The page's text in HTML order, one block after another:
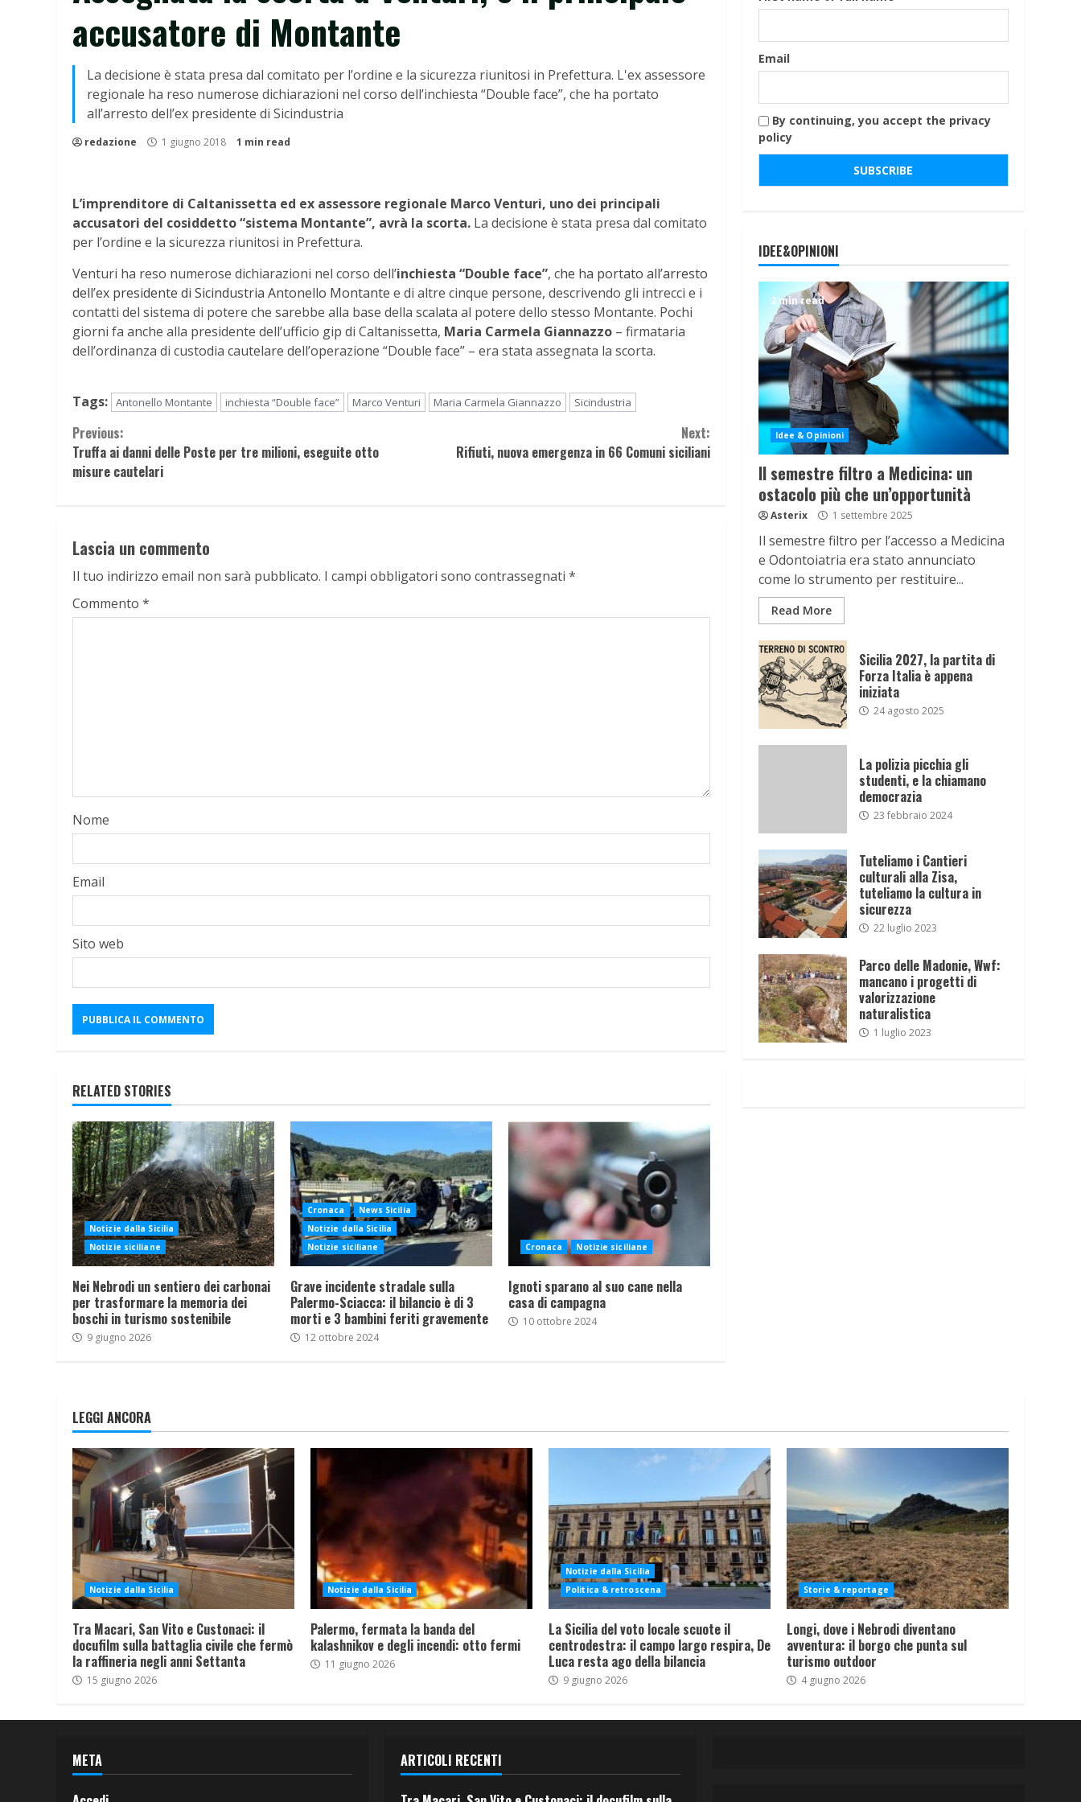
accusatore di Montante
La decisione è stata presa dal comitato per l’ordine e la sicurezza riunitosi in Prefettura. L'ex assessore
regionale ha reso numerose dichiarazioni nel corso dell’inchiesta “Double face”, che ha portato
all’arresto dell’ex presidente di Sicindustria
redazione 1 giugno 2018 1 min read
L’imprenditore di Caltanissetta ed ex assessore regionale Marco Venturi, uno dei principali
accusatori del cosiddetto “sistema Montante”, avrà la scorta. La decisione è stata presa dal comitato
per l’ordine e la sicurezza riunitosi in Prefettura.
Venturi ha reso numerose dichiarazioni nel corso dell’inchiesta “Double face”, che ha portato all’arresto
dell’ex presidente di Sicindustria Antonello Montante e di altre cinque persone, descrivendo gli intrecci e i
contatti del sistema di potere che sarebbe alla base della scalata al potere dello stesso Montante. Pochi
giorni fa anche alla presidente dell’ufficio gip di Caltanissetta, Maria Carmela Giannazzo – firmataria
dell’ordinanza di custodia cautelare dell’operazione “Double face” – era stata assegnata la scorta.
Tags: Antonello Montante inchiesta “Double face” Marco Venturi Maria Carmela Giannazzo Sicindustria
Continue
Reading
Previous:
Truffa ai danni delle Poste per tre milioni, eseguite otto
misure cautelari
Next:
Rifiuti, nuova emergenza in 66 Comuni siciliani
Lascia un commento
Il tuo indirizzo email non sarà pubblicato. I campi obbligatori sono contrassegnati *
Commento *
Nome
Email
Sito web
RELATED STORIES
Notizie dalla Sicilia
Notizie siciliane
Nei Nebrodi un sentiero dei carbonai
per trasformare la memoria dei
boschi in turismo sostenibile
9 giugno 2026
Cronaca
News Sicilia
Notizie dalla Sicilia
Notizie siciliane
Grave incidente stradale sulla
Palermo-Sciacca: il bilancio è di 3
morti e 3 bambini feriti gravemente
12 ottobre 2024
Cronaca Notizie siciliane
Ignoti sparano al suo cane nella
casa di campagna
10 ottobre 2024
Email
By continuing, you accept the privacy
policy
IDEE&OPINIONI
2 min read
Idee & Opinioni
Il semestre filtro a Medicina: un
ostacolo più che un’opportunità
Asterix 1 settembre 2025
Il semestre filtro per l’accesso a Medicina
e Odontoiatria era stato annunciato
come lo strumento per restituire...
Read More
Sicilia 2027, la partita di
Forza Italia è appena
iniziata
24 agosto 2025
La polizia picchia gli
studenti, e la chiamano
democrazia
23 febbraio 2024
Tuteliamo i Cantieri
culturali alla Zisa,
tuteliamo la cultura in
sicurezza
22 luglio 2023
Parco delle Madonie, Wwf:
mancano i progetti di
valorizzazione
naturalistica
1 luglio 2023
LEGGI ANCORA
Notizie dalla Sicilia
Tra Macari, San Vito e Custonaci: il
docufilm sulla battaglia civile che fermò
la raffineria negli anni Settanta
15 giugno 2026
Notizie dalla Sicilia
Palermo, fermata la banda del
kalashnikov e degli incendi: otto fermi
11 giugno 2026
Notizie dalla Sicilia
Politica & retroscena
La Sicilia del voto locale scuote il
centrodestra: il campo largo respira, De
Luca resta ago della bilancia
9 giugno 2026
Storie & reportage
Longi, dove i Nebrodi diventano
avventura: il borgo che punta sul
turismo outdoor
4 giugno 2026
META ARTICOLI RECENTI